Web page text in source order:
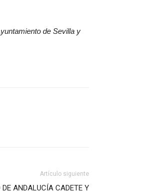
de Sevilla y
Artículo siguiente
DE ANDALUCÍA CADETE Y